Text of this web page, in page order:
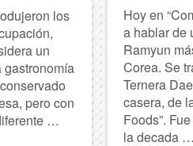
los
un
gastronomía
pero con
…
Hoy en
a hablar de
Ramyun
Corea. Se
Ternera
casera, de
Foods”.
la decada